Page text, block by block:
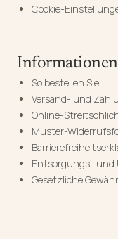
Cookie-
Informationen
So bestellen Sie
Versand- und
Online-
Muster-
Entsorgungs- und
Gesetzliche